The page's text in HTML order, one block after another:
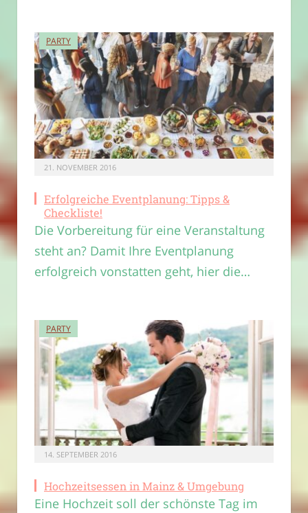
PARTY
21. NOVEMBER 2016
Erfolgreiche Eventplanung: Tipps &
Checkliste!
Die Vorbereitung für eine Veranstaltung
steht an? Damit Ihre Eventplanung
erfolgreich vonstatten geht, hier die…
PARTY
14. SEPTEMBER 2016
Hochzeitsessen in Mainz & Umgebung
Eine Hochzeit soll der schönste Tag im